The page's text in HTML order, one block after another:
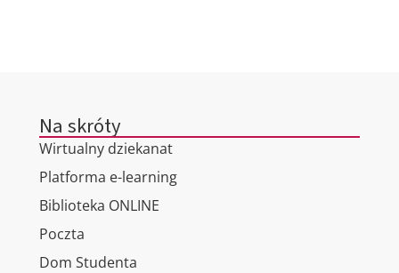
Na skróty
Wirtualny dziekanat
Platforma e-learning
Biblioteka ONLINE
Poczta
Dom Studenta